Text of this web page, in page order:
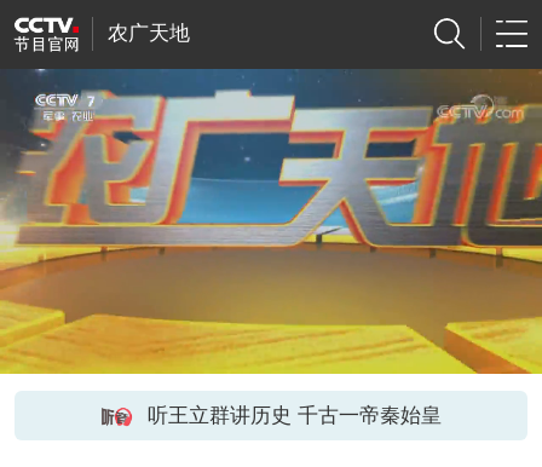
农广天地
听王立群讲历史 千古一帝秦始皇